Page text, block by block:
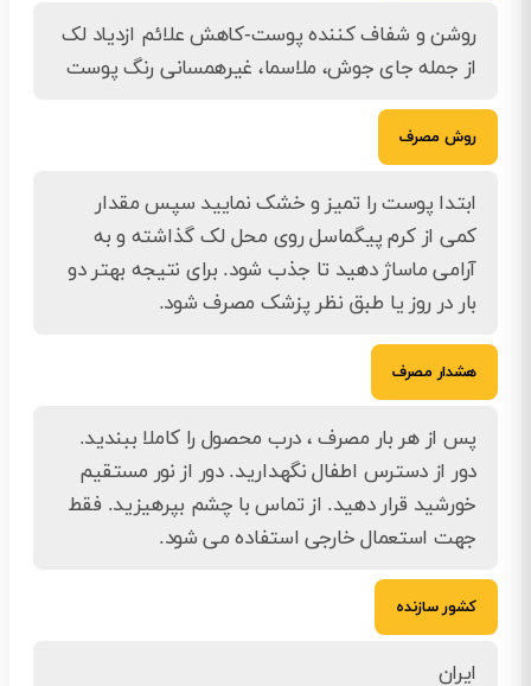
روشن و شفاف کننده پوست-کاهش علائم ازدیاد لک
از جمله جای جوش، ملاسما، غیرهمسانی رنگ پوست
روش مصرف
ابتدا پوست را تمیز و خشک نمایید سپس مقدار
کمی از کرم پیگماسل روی محل لک گذاشته و به
آرامی ماساژ دهید تا جذب شود. برای نتیجه بهتر دو
بار در روز یا طبق نظر پزشک مصرف شود.
هشدار مصرف
پس از هر بار مصرف ، درب محصول را کاملا ببندید.
دور از دسترس اطفال نگهدارید. دور از نور مستقیم
خورشید قرار دهید. از تماس با چشم بپرهیزید. فقط
جهت استعمال خارجی استفاده می شود.
کشور سازنده
ایران